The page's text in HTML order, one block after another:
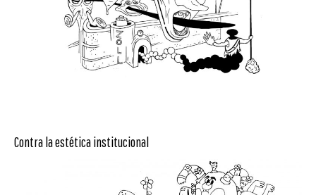
Contra la estética institucional